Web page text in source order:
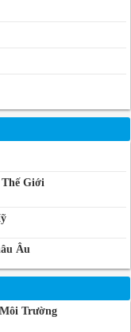
Giới
Âu
Trường